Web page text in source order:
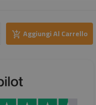
Aggiungi Al Carrello